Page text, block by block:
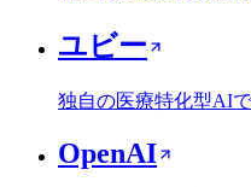
ユビー
独自の医療特化型AI
OpenAI